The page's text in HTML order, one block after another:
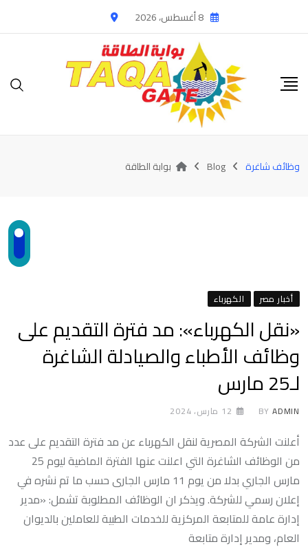
to
8 أغسطس، 2026
وظائف شاغرة Blog بوابة الطاقة
أخبار مصر الكهرباء
«نقل الكهرباء»: مد فترة التقديم على
وظائف الأطباء والصيادلة الشاغرة
لـ25 مارس
BY ADMIN 12 مارس، 2024
أعلنت الشركة المصرية لنقل الكهرباء عن مد فترة التقديم على عدد
من الوظائف الشاغرة التي اعلنت عنها الفترة الماضية ليوم 25
مارس الجاري بدلا من يوم 11 مارس الجارى حسب ما تم نشره في
إعلان رسمي للشركة. ويذكر ان الوظائف المطلوبة تشمل: «مدير
إدارة عامة للمتابعة المركزية للخدمات الطبية للعاملين بالديوان
العام، ومدير إدارة متابعة